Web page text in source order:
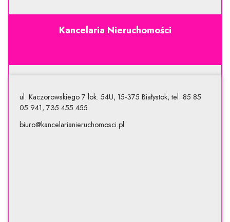
Kancelaria Nieruchomości
ul. Kaczorowskiego 7 lok. 54U, 15-375 Białystok, tel. 85 85
05 941, 735 455 455
biuro@kancelarianieruchomosci.pl